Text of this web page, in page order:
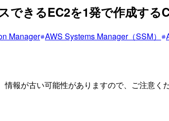
できるEC2を1発で作成す
Manager AWS Systems Manager（SSM）
報が古い可能性がありますので、ご注意くだ